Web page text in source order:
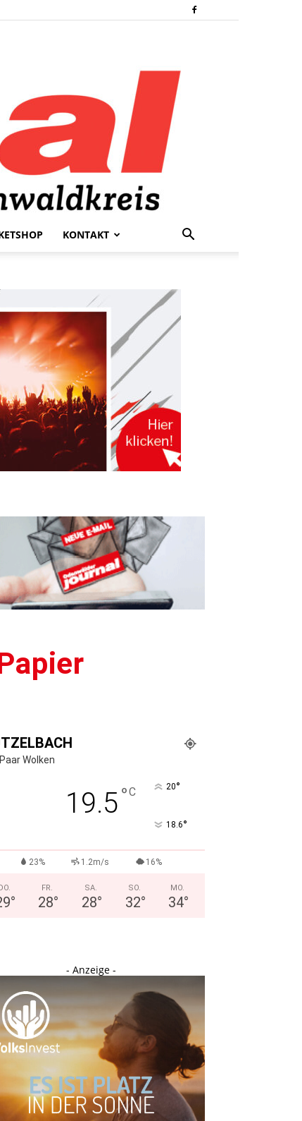
KONTAKT
Wolken
19.5°C 20°
18.6°
23% 1.2m/s 16%
°
FR.
28°
SA.
28°
SO.
32°
MO.
34°
- Anzeige -